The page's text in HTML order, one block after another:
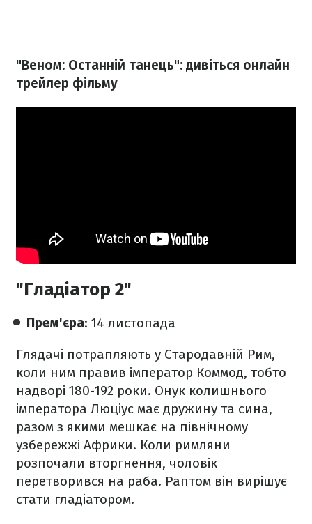
"Веном: Останній танець": дивіться онлайн
трейлер фільму
"Гладіатор 2"
Прем'єра: 14 листопада
Глядачі потрапляють у Стародавній Рим,
коли ним правив імператор Коммод, тобто
надворі 180-192 роки. Онук колишнього
імператора Люціус має дружину та сина,
разом з якими мешкає на північному
узбережжі Африки. Коли римляни
розпочали вторгнення, чоловік
перетворився на раба. Раптом він вирішує
стати гладіатором.